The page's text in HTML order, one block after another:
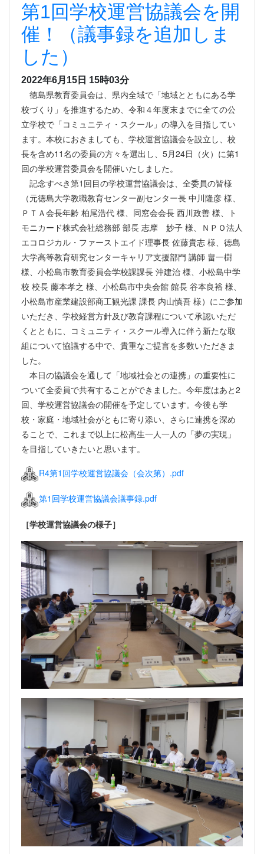
第1回学校運営協議会を開
催！（議事録を追加しま
した）
2022年6月15日 15時03分
徳島県教育委員会は、県内全域で「地域とともにある学
校づくり」を推進するため、令和４年度末までに全ての公
立学校で「コミュニティ・スクール」の導入を目指してい
ます。本校におきましても、学校運営協議会を設立し、校
長を含め11名の委員の方々を選出し、5月24日（火）に第1
回の学校運営委員会を開催いたしました。
記念すべき第1回目の学校運営協議会は、全委員の皆様
（元徳島大学教職教育センター副センター長 中川隆彦 様、
ＰＴＡ会長年齢 柏尾浩代 様、同窓会会長 西川政善 様、ト
モニカード株式会社総務部 部長 志摩 妙子 様、ＮＰＯ法人
エコロジカル・ファーストエイド理事長 佐藤貴志 様、徳島
大学高等教育研究センターキャリア支援部門 講師 畠一樹
様、小松島市教育委員会学校課課長 沖建治 様、小松島中学
校 校長 藤本孝之 様、小松島市中央会館 館長 谷本良裕 様、
小松島市産業建設部商工観光課 課長 内山慎吾 様）にご参加
いただき、学校経営方針及び教育課程について承認いただ
くとともに、コミュニティ・スクール導入に伴う新たな取
組について協議する中で、貴重なご提言を多数いただきま
した。
本日の協議会を通して「地域社会との連携」の重要性に
ついて全委員で共有することができました。今年度はあと2
回、学校運営協議会の開催を予定しています。今後も学
校・家庭・地域社会がともに寄り添い、さらに連携を深め
ることで、これまで以上に松高生一人一人の「夢の実現」
を目指していきたいと思います。
R4第1回学校運営協議会（会次第）.pdf
第1回学校運営協議会議事録.pdf
［学校運営協議会の様子］